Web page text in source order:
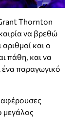
Thornton
να βρεθώ
και ο
πάθη, και να
ένα παραγωγικό
μεγάλος